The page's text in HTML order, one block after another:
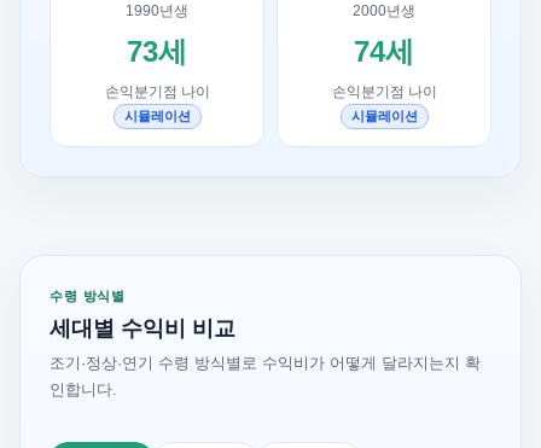
1990년생
73세
손익분기점 나이
시뮬레이션
2000년생
74세
손익분기점 나이
시뮬레이션
수령 방식별
세대별 수익비 비교
조기·정상·연기 수령 방식별로 수익비가 어떻게 달라지는지 확
인합니다.